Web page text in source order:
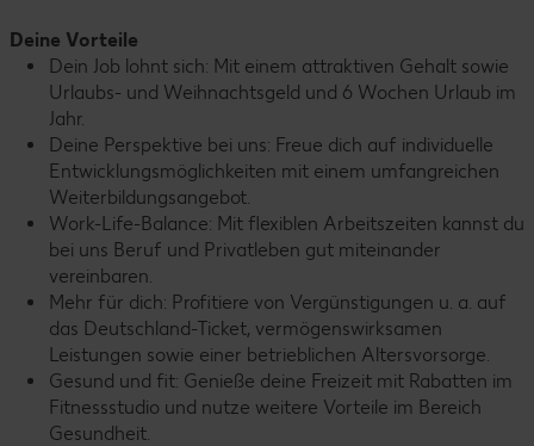
Deine Vorteile
Dein Job lohnt sich: Mit einem attraktiven Gehalt sowie
Urlaubs- und Weihnachtsgeld und 6 Wochen Urlaub im
Jahr.
Deine Perspektive bei uns: Freue dich auf individuelle
Entwicklungsmöglichkeiten mit einem umfangreichen
Weiterbildungsangebot.
Work-Life-Balance: Mit flexiblen Arbeitszeiten kannst du
bei uns Beruf und Privatleben gut miteinander
vereinbaren.
Mehr für dich: Profitiere von Vergünstigungen u. a. auf
das Deutschland-Ticket, vermögenswirksamen
Leistungen sowie einer betrieblichen Altersvorsorge.
Gesund und fit: Genieße deine Freizeit mit Rabatten im
Fitnessstudio und nutze weitere Vorteile im Bereich
Gesundheit.